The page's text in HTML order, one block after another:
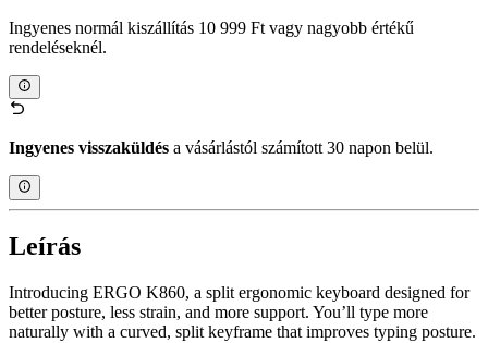
Ingyenes normál kiszállítás 10 999 Ft vagy nagyobb értékű
rendeléseknél.
Ingyenes visszaküldés a vásárlástól számított 30 napon belül.
Leírás
Introducing ERGO K860, a split ergonomic keyboard designed for
better posture, less strain, and more support. You’ll type more
naturally with a curved, split keyframe that improves typing posture.